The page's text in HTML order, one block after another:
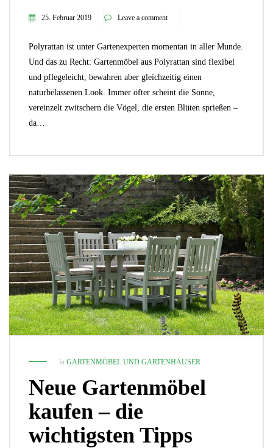
25. Februar 2019 Leave a comment
Polyrattan ist unter Gartenexperten momentan in aller Munde.
Und das zu Recht: Gartenmöbel aus Polyrattan sind flexibel
und pflegeleicht, bewahren aber gleichzeitig einen
naturbelassenen Look. Immer öfter scheint die Sonne,
vereinzelt zwitschern die Vögel, die ersten Blüten sprießen –
da…
in GARTENMÖBEL UND GARTENHÄUSER
Neue Gartenmöbel
kaufen – die
wichtigsten Tipps